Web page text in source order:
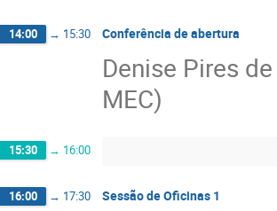
14:00 → 15:30 Conferência de abertura
Denise Pires
MEC)
15:30 → 16:00
16:00 → 17:30 Sessão de Oficinas 1